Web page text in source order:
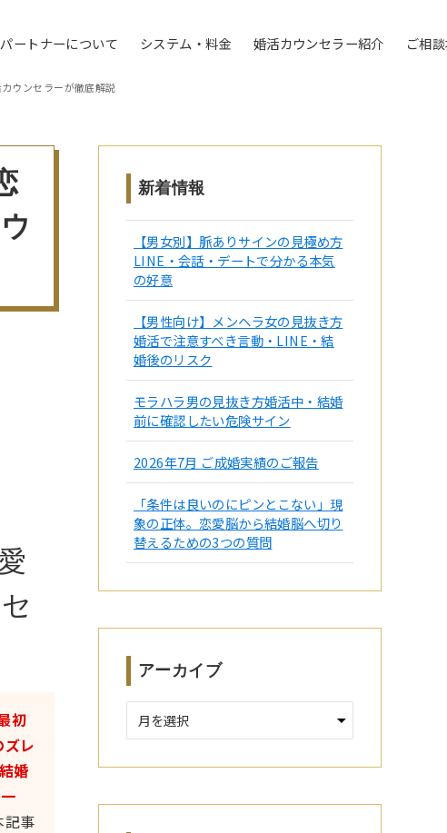
ートナーについて システム・料金 婚活カウンセラー紹介 ご相
ウンセラーが徹底解説
初
レ
婚
記事
新着情報
【男女別】脈ありサインの見極め方
LINE・会話・デートで分かる本気
の好意
【男性向け】メンヘラ女の見抜き方
婚活で注意すべき言動・LINE・結
婚後のリスク
モラハラ男の見抜き方婚活中・結婚
前に確認したい危険サイン
2026年7月 ご成婚実績のご報告
「条件は良いのにピンとこない」現
象の正体。恋愛脳から結婚脳へ切り
替えるための3つの質問
アーカイブ
ー
イ